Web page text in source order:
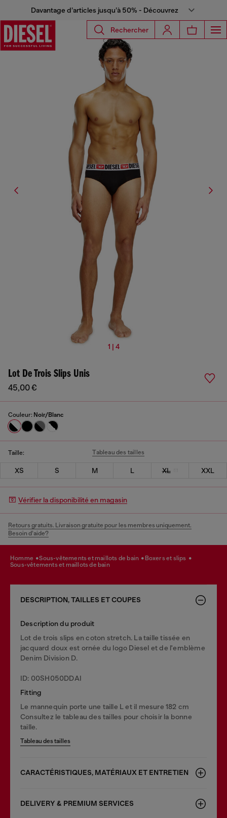
Davantage d’articles jusqu’à 50% - Découvrez
Rechercher
1 | 4
Lot De Trois Slips Unis
45,00 €
Couleur: Noir/Blanc
Taille: Tableau des tailles
XS S M L XL XXL
Vérifier la disponibilité en magasin
Retours gratuits. Livraison gratuite pour les membres uniquement.
Besoin d’aide?
homme sous-vêtements et maillots de bain
boxers et slips
sous-vêtements et maillots de bain
DESCRIPTION, TAILLES ET COUPES
Description du produit
Lot de trois slips en coton stretch. La taille tissée en
jacquard doux est ornée du logo Diesel et de l'emblème
Denim Division D.
ID: 00SH050DDAI
Fitting
Le mannequin porte une taille L et il mesure 182 cm
Consultez le tableau des tailles pour choisir la bonne
taille.
Tableau des tailles
CARACTÉRISTIQUES, MATÉRIAUX ET ENTRETIEN
DELIVERY & PREMIUM SERVICES